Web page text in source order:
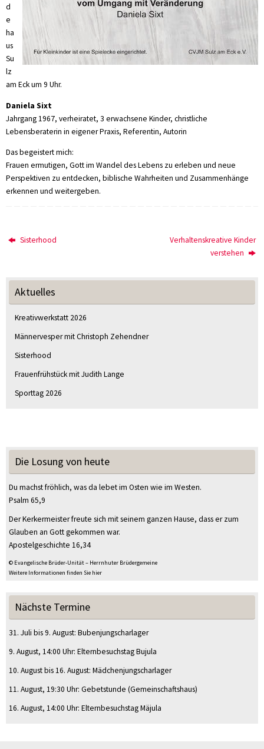
d
e
ha
us
Su
lz
am Eck um 9 Uhr.
Daniela Sixt
Jahrgang 1967, verheiratet, 3 erwachsene Kinder, christliche
Lebensberaterin in eigener Praxis, Referentin, Autorin
Das begeistert mich:
Frauen ermutigen, Gott im Wandel des Lebens zu erleben und neue
Perspektiven zu entdecken, biblische Wahrheiten und Zusammenhänge
erkennen und weitergeben.
Sisterhood
Verhaltenskreative Kinder
verstehen
Aktuelles
Kreativwerkstatt 2026
Männervesper mit Christoph Zehendner
Sisterhood
Frauenfrühstück mit Judith Lange
Sporttag 2026
Die Losung von heute
Du machst fröhlich, was da lebet im Osten wie im Westen.
Psalm 65,9
Der Kerkermeister freute sich mit seinem ganzen Hause, dass er zum
Glauben an Gott gekommen war.
Apostelgeschichte 16,34
© Evangelische Brüder-Unität – Herrnhuter Brüdergemeine
Weitere Informationen finden Sie hier
Nächste Termine
31. Juli bis9. August: Bubenjungscharlager
9. August, 14:00 Uhr: Elternbesuchstag Bujula
10. Augustbis16. August: Mädchenjungscharlager
11. August, 19:30 Uhr: Gebetstunde (Gemeinschaftshaus)
16. August, 14:00 Uhr: Elternbesuchstag Mäjula